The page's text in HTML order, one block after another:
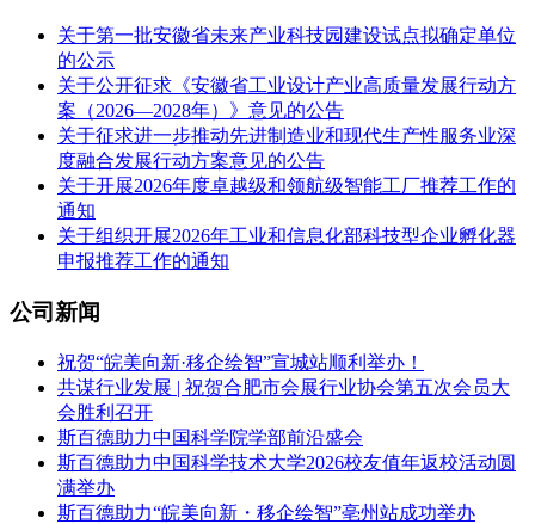
关于第一批安徽省未来产业科技园建设试点拟确定单位
的公示
关于公开征求《安徽省工业设计产业高质量发展行动方
案（2026—2028年）》意见的公告
关于征求进一步推动先进制造业和现代生产性服务业深
度融合发展行动方案意见的公告
关于开展2026年度卓越级和领航级智能工厂推荐工作的
通知
关于组织开展2026年工业和信息化部科技型企业孵化器
申报推荐工作的通知
公司新闻
祝贺“皖美向新·移企绘智”宣城站顺利举办！
共谋行业发展 | 祝贺合肥市会展行业协会第五次会员大
会胜利召开
斯百德助力中国科学院学部前沿盛会
斯百德助力中国科学技术大学2026校友值年返校活动圆
满举办
斯百德助力“皖美向新・移企绘智”亳州站成功举办